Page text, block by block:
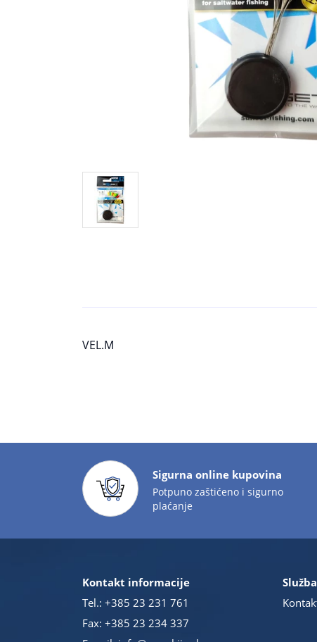
VEL.M
Sigurna online kupovina
Potpuno zaštićeno i sigurno
plaćanje
Kontakt informacije
Tel.: +385 23 231 761
Fax: +385 23 234 337